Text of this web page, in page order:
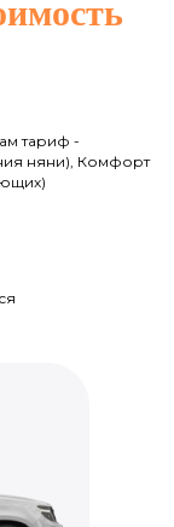
тариф -
няни), Комфорт